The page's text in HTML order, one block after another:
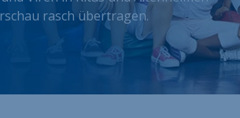
rasch übertragen.